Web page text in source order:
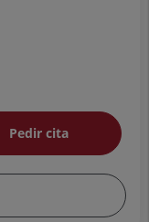
Pedir cita